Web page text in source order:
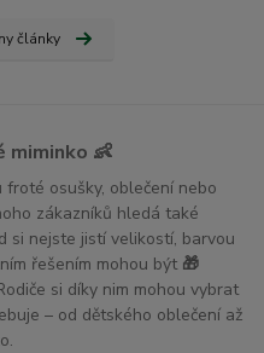
články
miminko 👶
froté osušky, oblečení nebo
zákazníků hledá také
si nejste jistí velikostí, barvou
řešením mohou být 🎁
si díky nim mohou vybrat
– od dětského oblečení až